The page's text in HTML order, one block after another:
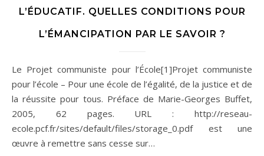
L’ÉDUCATIF. QUELLES CONDITIONS POUR
L’ÉMANCIPATION PAR LE SAVOIR ?
Le Projet communiste pour l’École[1]Projet communiste
pour l’école – Pour une école de l’égalité, de la justice et de
la réussite pour tous. Préface de Marie-Georges Buffet,
2005, 62 pages. URL : http://reseau-
ecole.pcf.fr/sites/default/files/storage_0.pdf est une
œuvre à remettre sans cesse sur…